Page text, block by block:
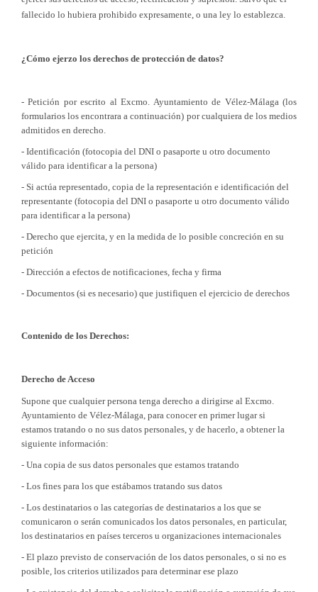
fallecido lo hubiera prohibido expresamente, o una ley lo establezca.
¿Cómo ejerzo los derechos de protección de datos?
- Petición por escrito al Excmo. Ayuntamiento de Vélez-Málaga (los
formularios los encontrara a continuación) por cualquiera de los medios
admitidos en derecho.
- Identificación (fotocopia del DNI o pasaporte u otro documento
válido para identificar a la persona)
- Si actúa representado, copia de la representación e identificación del
representante (fotocopia del DNI o pasaporte u otro documento válido
para identificar a la persona)
- Derecho que ejercita, y en la medida de lo posible concreción en su
petición
- Dirección a efectos de notificaciones, fecha y firma
- Documentos (si es necesario) que justifiquen el ejercicio de derechos
Contenido de los Derechos:
Derecho de Acceso
Supone que cualquier persona tenga derecho a dirigirse al Excmo.
Ayuntamiento de Vélez-Málaga, para conocer en primer lugar si
estamos tratando o no sus datos personales, y de hacerlo, a obtener la
siguiente información:
- Una copia de sus datos personales que estamos tratando
- Los fines para los que estábamos tratando sus datos
- Los destinatarios o las categorías de destinatarios a los que se
comunicaron o serán comunicados los datos personales, en particular,
los destinatarios en países terceros u organizaciones internacionales
- El plazo previsto de conservación de los datos personales, o si no es
posible, los criterios utilizados para determinar ese plazo